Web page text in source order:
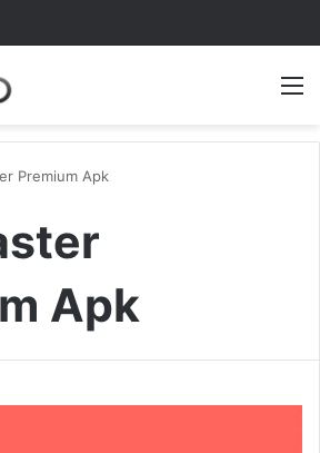
– Türkçe – Güncel 2025
Premium Apk
Apk